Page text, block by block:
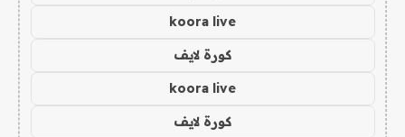
koora live
كورة لايف
koora live
كورة لايف